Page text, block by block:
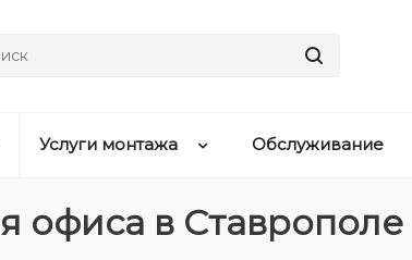
Услуги монтажа Обслуживание
офиса в Ставрополе